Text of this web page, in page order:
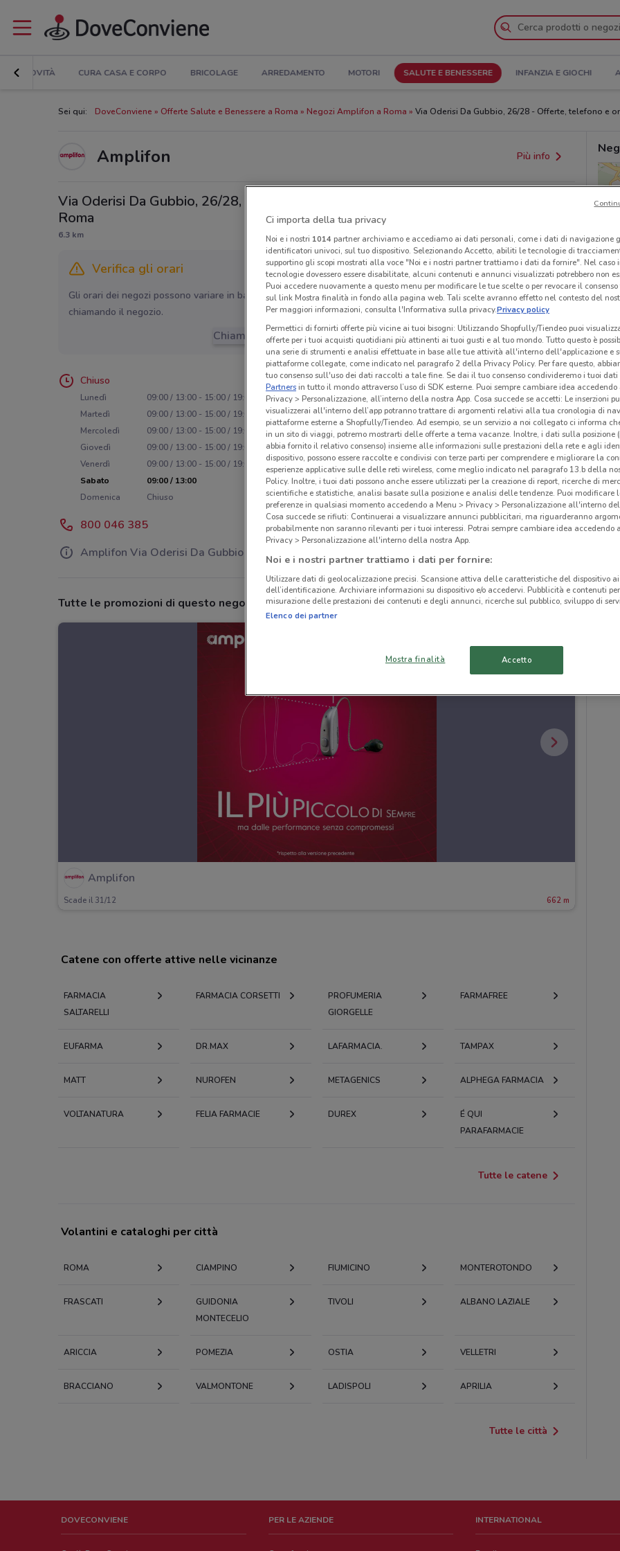
NOVITÀ CURA CASA E CORPO BRICOLAGE ARREDAMENTO MOTORI SALUTE E BENESSERE INFANZIA E GIOCHI
Sei qui: DoveConviene Offerte Salute e Benessere a Roma Negozi Amplifon a Roma Via Oderisi Da Gubbio, 26/28 - Offerte, telefono e
Amplifon Più info
Via Oderisi Da Gubbio, 26/28,
Roma
6.3 km
Verifica gli orari
Gli orari dei negozi possono variare in base agli ultimi provvedimenti regionali o nazionali. Verifica l’accuratezza
chiamando il negozio.
Chiama il negozio
Chiuso
Lunedì
09:00 / 13:00 - 15:00 / 19:00
Martedì
09:00 / 13:00 - 15:00 / 19:00
Mercoledì
09:00 / 13:00 - 15:00 / 19:00
Giovedì
09:00 / 13:00 - 15:00 / 19:00
Venerdì
09:00 / 13:00 - 15:00 / 19:00
Sabato
09:00 / 13:00
Domenica
Chiuso
800 046 385
Amplifon Via Oderisi Da Gubbio
Tutte le promozioni di questo negozio
Amplifon
Scade il 31/12 662 m
Catene con offerte attive nelle vicinanze
FARMACIA
SALTARELLI
FARMACIA CORSETTI
PROFUMERIA
GIORGELLE
FARMAFREE
EUFARMA DR.MAX LAFARMACIA. TAMPAX
MATT NUROFEN METAGENICS ALPHEGA FARMACIA
VOLTANATURA FELIA FARMACIE DUREX
É QUI
PARAFARMACIE
Tutte le catene
Volantini e cataloghi per città
ROMA CIAMPINO FIUMICINO MONTEROTONDO
FRASCATI
GUIDONIA
MONTECELIO
TIVOLI ALBANO LAZIALE
ARICCIA POMEZIA OSTIA VELLETRI
BRACCIANO VALMONTONE LADISPOLI APRILIA
Tutte le città
DOVECONVIENE PER LE AZIENDE INTERNATIONAL
Ci importa della tua privacy
Noi e i nostri 1014partner archiviamo e accediamo ai dati personali, come i dati di navigazione
identificatori univoci, sul tuo dispositivo. Selezionando Accetto, abiliti le tecnologie di
supportino gli scopi mostrati alla voce "Noi e i nostri partner trattiamo i dati da fornire". Nel caso
tecnologie dovessero essere disabilitate, alcuni contenuti e annunci visualizzati potrebbero non
Puoi accedere nuovamente a questo menu per modificare le tue scelte o per revocare il
sul link Mostra finalità in fondo alla pagina web. Tali scelte avranno effetto nel contesto del
Per maggiori informazioni, consulta l'Informativa sulla privacy.Privacy policy
Permettici di fornirti offerte più vicine ai tuoi bisogni: Utilizzando Shopfully/Tiendeo puoi
offerte per i tuoi acquisti quotidiani più attinenti ai tuoi gusti e al tuo mondo. Tutto questo è
una serie di strumenti e analisi effettuate in base alle tue attività all'interno dell'applicazione e
piattaforme collegate, come indicato nel paragrafo 2 della Privacy Policy. Per fare questo,
tuo consenso sull'uso dei dati raccolti a tale fine. Se dai il tuo consenso condivideremo i tuoi dati
Partnersin tutto il mondo attraverso l’uso di SDK esterne. Puoi sempre cambiare idea accedendo
Privacy > Personalizzazione, all’interno della nostra App. Cosa succede se accetti: Le inserzioni
visualizzerai all'interno dell’app potranno trattare di argomenti relativi alla tua cronologia di
piattaforme esterne a Shopfully/Tiendeo. Ad esempio, se un servizio a noi collegato ci informa
in un sito di viaggi, potremo mostrarti delle offerte a tema vacanze. Inoltre, i dati sulla posizione
abbia fornito il relativo consenso) insieme alle informazioni sulle prestazioni della rete e agli
dispositivo, possono essere raccolte e condivisi con terze parti per comprendere e migliorare la
esperienze applicative sulle delle reti wireless, come meglio indicato nel paragrafo 13.b della
Policy. Inoltre, i tuoi dati possono anche essere utilizzati per la creazione di report, ricerche di
scientifiche e statistiche, analisi basate sulla posizione e analisi delle tendenze. Puoi modificare
preferenze in qualsiasi momento accedendo a Menu > Privacy > Personalizzazione all'interno
Cosa succede se rifiuti: Continuerai a visualizzare annunci pubblicitari, ma riguarderanno
probabilmente non saranno rilevanti per i tuoi interessi. Potrai sempre cambiare idea accedendo
Privacy > Personalizzazione all'interno della nostra App.
Noi e i nostri partner trattiamo i dati per fornire:
Utilizzare dati di geolocalizzazione precisi. Scansione attiva delle caratteristiche del dispositivo
dell’identificazione. Archiviare informazioni su dispositivo e/o accedervi. Pubblicità e contenuti
misurazione delle prestazioni dei contenuti e degli annunci, ricerche sul pubblico, sviluppo di
Elenco dei partner
Mostra finalità Accetto